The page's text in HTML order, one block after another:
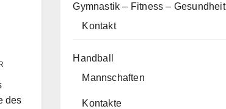
des
Gymnastik – Fitness – Gesundheit
Kontakt
Handball
Mannschaften
Kontakte